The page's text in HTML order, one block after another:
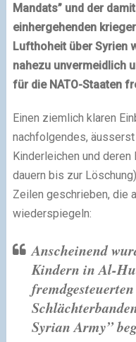
Mandats” und der
einhergehenden
Lufthoheit über Syrien
nahezu unvermeidlich
für die NATO-Staaten
Einen ziemlich klaren
nachfolgendes,
Kinderleichen und
dauern bis zur Löschung).
Zeilen geschrieben, die
wiederspiegeln:
Anscheinend
Kindern in Al-
Syrian Army”